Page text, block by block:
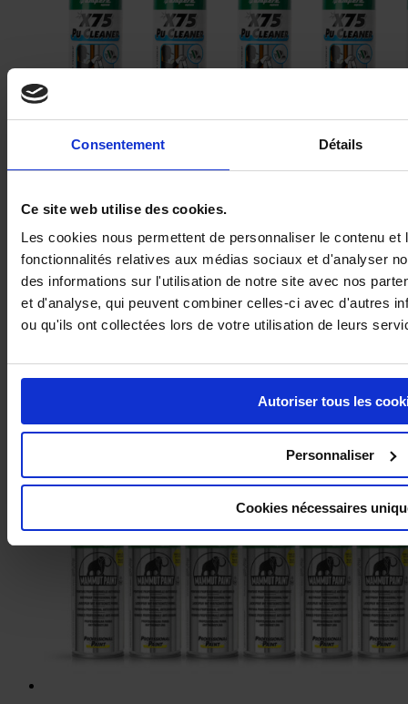
Consentement Détails
Ce site web utilise des cookies.
Les cookies nous permettent de personnaliser le contenu
fonctionnalités relatives aux médias sociaux et d'analyser
des informations sur l'utilisation de notre site avec nos
et d'analyse, qui peuvent combiner celles-ci avec d'autres
ou qu'ils ont collectées lors de votre utilisation de leurs
Autoriser tous les
Personnaliser
Cookies nécessaires